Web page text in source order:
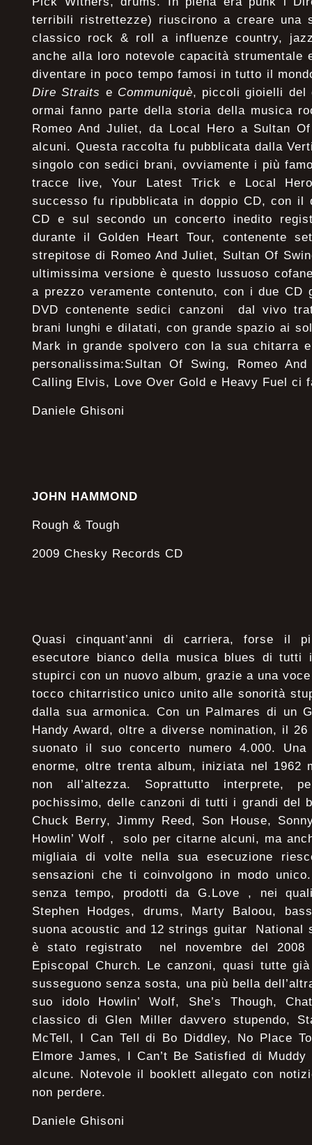
terribili ristrettezze) riuscirono a creare una
classico rock & roll a influenze country,
anche alla loro notevole capacità strumentale
diventare in poco tempo famosi in tutto il
Dire Straits e Communiquè, piccoli gioielli del
ormai fanno parte della storia della musica
Romeo And Juliet, da Local Hero a Sultan
alcuni. Questa raccolta fu pubblicata dalla
singolo con sedici brani, ovviamente i più
tracce live, Your Latest Trick e Local
successo fu ripubblicata in doppio CD, con il
CD e sul secondo un concerto inedito
durante il Golden Heart Tour, contenente
strepitose di Romeo And Juliet, Sultan Of
ultimissima versione è questo lussuoso
a prezzo veramente contenuto, con i due CD
DVD contenente sedici canzoni dal vivo
brani lunghi e dilatati, con grande spazio ai
Mark in grande spolvero con la sua chitarra
personalissima:Sultan Of Swing, Romeo
Calling Elvis, Love Over Gold e Heavy Fuel ci
Daniele Ghisoni
JOHN HAMMOND
Rough & Tough
2009 Chesky Records CD
Quasi cinquant’anni di carriera, forse il
esecutore bianco della musica blues di tutti
stupirci con un nuovo album, grazie a una
tocco chitarristico unico unito alle sonorità
dalla sua armonica. Con un Palmares di un
Handy Award, oltre a diverse nomination, il
suonato il suo concerto numero 4.000. Una
enorme, oltre trenta album, iniziata nel 1962
non all’altezza. Soprattutto interprete,
pochissimo, delle canzoni di tutti i grandi del
Chuck Berry, Jimmy Reed, Son House,
Howlin’ Wolf , solo per citarne alcuni, ma
migliaia di volte nella sua esecuzione
sensazioni che ti coinvolgono in modo
senza tempo, prodotti da G.Love , nei
Stephen Hodges, drums, Marty Baloou,
suona acoustic and 12 strings guitar National
è stato registrato nel novembre del
Episcopal Church. Le canzoni, quasi tutte
susseguono senza sosta, una più bella
suo idolo Howlin’ Wolf, She’s Though,
classico di Glen Miller davvero stupendo,
McTell, I Can Tell di Bo Diddley, No Place
Elmore James, I Can’t Be Satisfied di
alcune. Notevole il booklett allegato con
non perdere.
Daniele Ghisoni